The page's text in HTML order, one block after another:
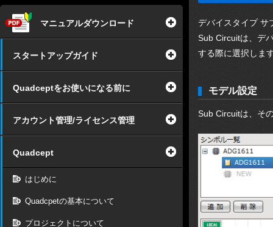
マニュアルダウンロード
スタートアップガイド
Quadceptをお使いになる前に
アカウント管理/ライセンス管理
Quadcept
はじめに
Quadcpetの基本について
プロジェクトについて
デバイスタイプ サ
Sub Circuitは、デ
する際に選択しま
モデル設定
Sub Circuitは、そ